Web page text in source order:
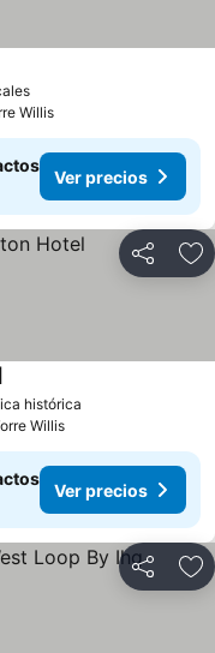
Willis
Ver precios
Compartir
histórica
Willis
Ver precios
Compartir